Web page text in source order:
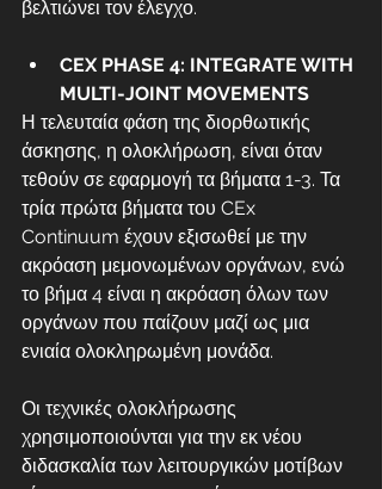
βελτιώνει τον έλεγχο.
CEX PHASE 4: INTEGRATE WITH
MULTI-JOINT MOVEMENTS
Η τελευταία φάση της διορθωτικής
άσκησης, η ολοκλήρωση, είναι όταν
τεθούν σε εφαρμογή τα βήματα 1-3. Τα
τρία πρώτα βήματα του CEx
Continuum έχουν εξισωθεί με την
ακρόαση μεμονωμένων οργάνων, ενώ
το βήμα 4 είναι η ακρόαση όλων των
οργάνων που παίζουν μαζί ως μια
ενιαία ολοκληρωμένη μονάδα.
Οι τεχνικές ολοκλήρωσης
χρησιμοποιούνται για την εκ νέου
διδασκαλία των λειτουργικών μοτίβων